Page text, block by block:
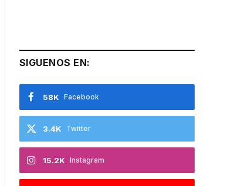
SIGUENOS EN:
Facebook
58K
Twitter
3.4K
Instagram
15.2K